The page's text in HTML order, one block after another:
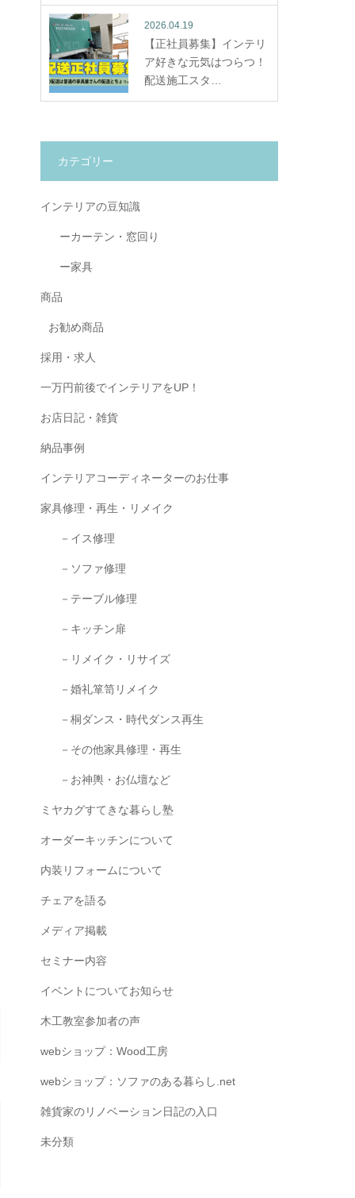
2026.04.19
【正社員募集】インテリ
ア好きな元気はつらつ！
配送施工スタ…
カテゴリー
インテリアの豆知識
ーカーテン・窓回り
ー家具
商品
お勧め商品
採用・求人
一万円前後でインテリアをUP！
お店日記・雑貨
納品事例
インテリアコーディネーターのお仕事
家具修理・再生・リメイク
－イス修理
－ソファ修理
－テーブル修理
－キッチン扉
－リメイク・リサイズ
－婚礼箪笥リメイク
－桐ダンス・時代ダンス再生
－その他家具修理・再生
－お神輿・お仏壇など
ミヤカグすてきな暮らし塾
オーダーキッチンについて
内装リフォームについて
チェアを語る
メディア掲載
セミナー内容
イベントについてお知らせ
木工教室参加者の声
webショップ：Wood工房
webショップ：ソファのある暮らし.net
雑貨家のリノベーション日記の入口
未分類